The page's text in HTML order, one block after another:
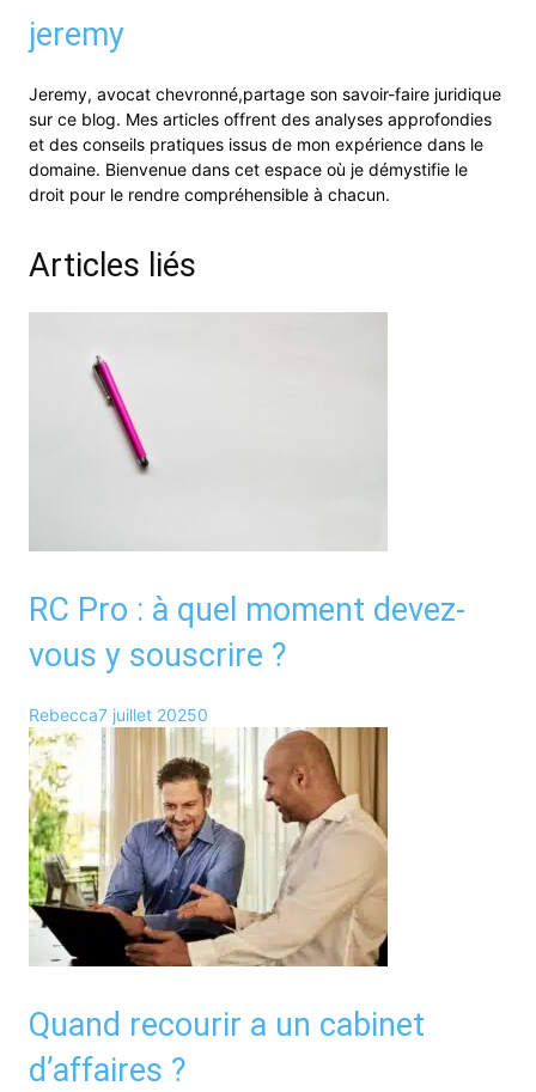
jeremy
Jeremy, avocat chevronné,partage son savoir-faire juridique
sur ce blog. Mes articles offrent des analyses approfondies
et des conseils pratiques issus de mon expérience dans le
domaine. Bienvenue dans cet espace où je démystifie le
droit pour le rendre compréhensible à chacun.
Articles liés
RC Pro : à quel moment devez-
vous y souscrire ?
Rebecca7 juillet 20250
Quand recourir a un cabinet
d’affaires ?